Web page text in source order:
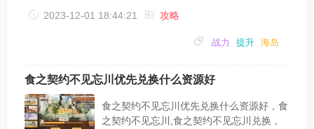
玩家来说是非常重要的，那么到底要怎么快
纪元战力提升方法汇总能帮到大家。海岛纪
装备，40级以上的装备有几率出橙色装备
爆出装备（任务装，属性一般）神豪可以直
接打造上古传承（膜拜大佬）小记：本人
2023-12-01 18:44:21 攻略
战力 提升 海岛
食之契约不见忘川优先兑换什么资源好
食之契约不见忘川优先兑换什么资源好，食
之契约不见忘川,食之契约不见忘川兑换，